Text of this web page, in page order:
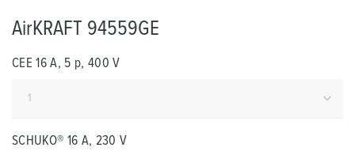
AirKRAFT 94559GE
CEE 16 A, 5 p, 400 V
SCHUKO® 16 A, 230 V